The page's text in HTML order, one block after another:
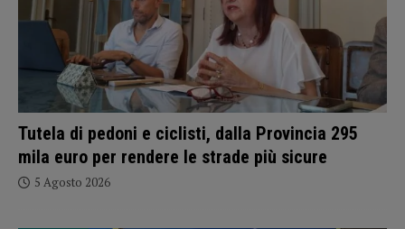
Tutela di pedoni e ciclisti, dalla Provincia 295
mila euro per rendere le strade più sicure
5 Agosto 2026